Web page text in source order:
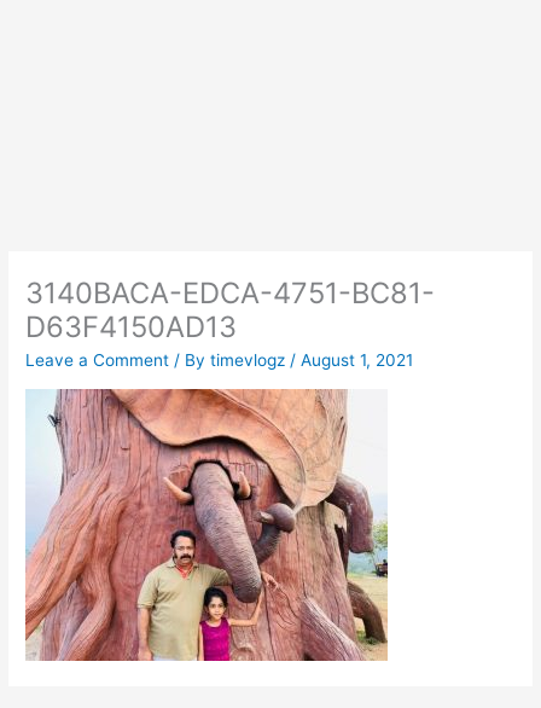
3140BACA-EDCA-4751-BC81-
D63F4150AD13
Leave a Comment / Bytimevlogz/August 1, 2021